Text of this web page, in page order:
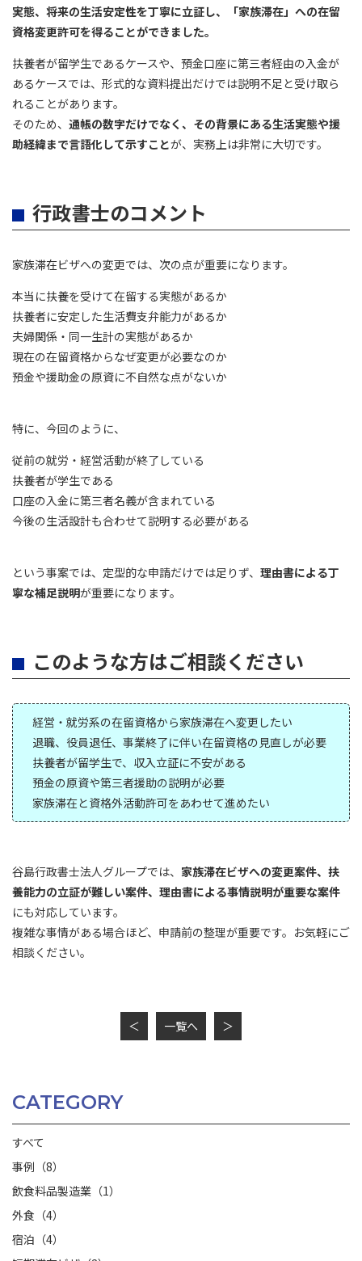
実態、将来の生活安定性を丁寧に立証し、「家族滞在」への在留
資格変更許可を得ることができました。
扶養者が留学生であるケースや、預金口座に第三者経由の入金が
あるケースでは、形式的な資料提出だけでは説明不足と受け取ら
れることがあります。
そのため、 通帳の数字だけでなく、その背景にある生活実態や援
助経緯まで言語化して示すことが、実務上は非常に大切です。
行政書士のコメント
家族滞在ビザへの変更では、次の点が重要になります。
本当に扶養を受けて在留する実態があるか
扶養者に安定した生活費支弁能力があるか
夫婦関係・同一生計の実態があるか
現在の在留資格からなぜ変更が必要なのか
預金や援助金の原資に不自然な点がないか
特に、今回のように、
従前の就労・経営活動が終了している
扶養者が学生である
口座の入金に第三者名義が含まれている
今後の生活設計も合わせて説明する必要がある
という事案では、定型的な申請だけでは足りず、 理由書による丁
寧な補足説明が重要になります。
このような方はご相談ください
経営・就労系の在留資格から家族滞在へ変更したい
退職、役員退任、事業終了に伴い在留資格の見直しが必要
扶養者が留学生で、収入立証に不安がある
預金の原資や第三者援助の説明が必要
家族滞在と資格外活動許可をあわせて進めたい
谷島行政書士法人グループでは、 家族滞在ビザへの変更案件、扶
養能力の立証が難しい案件、理由書による事情説明が重要な案件
にも対応しています。
複雑な事情がある場合ほど、申請前の整理が重要です。お気軽にご
相談ください。
＜ 一覧へ ＞
CATEGORY
すべて
事例（8）
飲食料品製造業（1）
外食（4）
宿泊（4）